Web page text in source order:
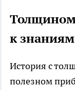
к знаниям
История с
полезном